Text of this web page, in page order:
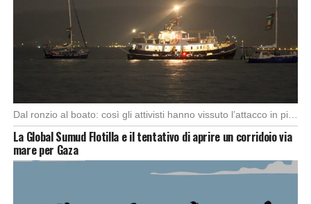
La Global Sumud Flotilla e il tentativo di aprire un corridoio via
mare per Gaza